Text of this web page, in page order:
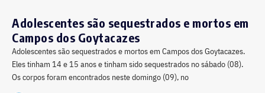
Adolescentes são sequestrados e mortos em
Campos dos Goytacazes
Adolescentes são sequestrados e mortos em Campos dos Goytacazes.
Eles tinham 14 e 15 anos e tinham sido sequestrados no sábado (08).
Os corpos foram encontrados neste domingo (09), no